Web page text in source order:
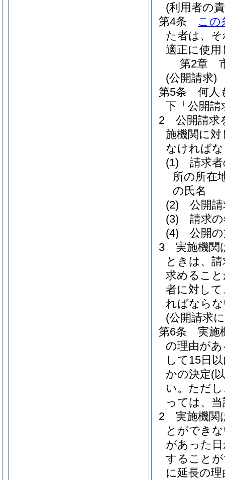
(利用者の
第4条
この
た者は、
適正に使
第2章
(公開請求)
第5条
何人
下「公開請
2
公開請求
施機関に
なければ
(1)
請求
所の所在
の氏名
(2)
公開
(3)
請求
(4)
公開
3
実施機関
ときは、
求めるこ
者に対し
ればなら
(公開請求
第6条
実施
の理由が
して15日
かの決定(
い。 ただ
っては、
2
実施機関
とができ
があった
すること
に延長の